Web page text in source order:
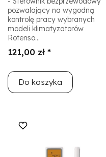
pozwalający na wygodną
kontrolę pracy wybranych
modeli klimatyzatorów
Rotenso...
121,00 zł *
Do koszyka